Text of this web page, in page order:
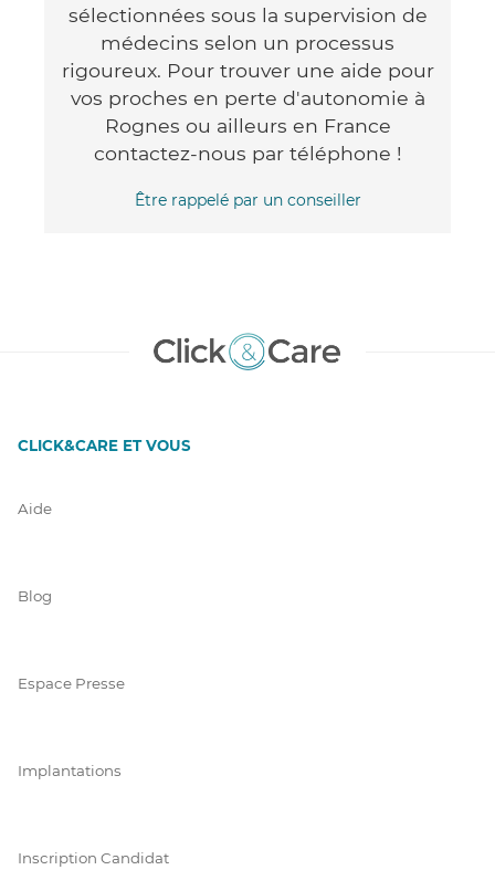
sélectionnées sous la supervision de
médecins selon un processus
rigoureux. Pour trouver une aide pour
vos proches en perte d'autonomie à
Rognes ou ailleurs en France
contactez-nous par téléphone !
Être rappelé par un conseiller
CLICK&CARE ET VOUS
Aide
Blog
Espace Presse
Implantations
Inscription Candidat